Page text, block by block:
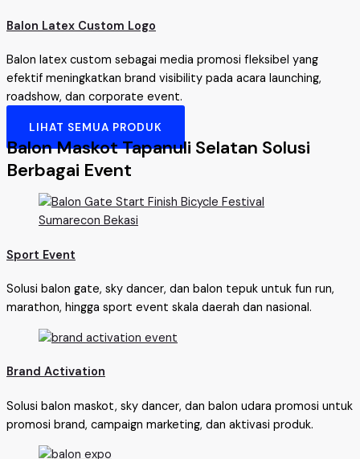
Balon Latex Custom Logo
Balon latex custom sebagai media promosi fleksibel yang
efektif meningkatkan brand visibility pada acara launching,
roadshow, dan corporate event.
LIHAT SEMUA PRODUK
Balon Maskot Tapanuli Selatan Solusi
Berbagai Event
Sport Event
Solusi balon gate, sky dancer, dan balon tepuk untuk fun run,
marathon, hingga sport event skala daerah dan nasional.
Brand Activation
Solusi balon maskot, sky dancer, dan balon udara promosi untuk
promosi brand, campaign marketing, dan aktivasi produk.